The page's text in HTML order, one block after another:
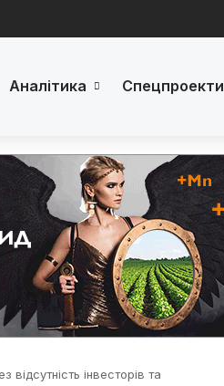
Аналітика Спецпроекти
інвесторів та